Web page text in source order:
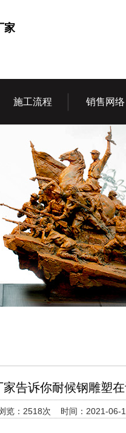
家
施工流程 销售网络
家告诉你耐候钢雕塑
览：2518次 时间：2021-06-